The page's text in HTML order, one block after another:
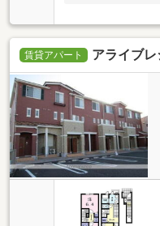
賃貸アパート アライブレ